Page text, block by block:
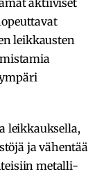
leikkausten
leikkauksella,
ja vähentää
metalli-